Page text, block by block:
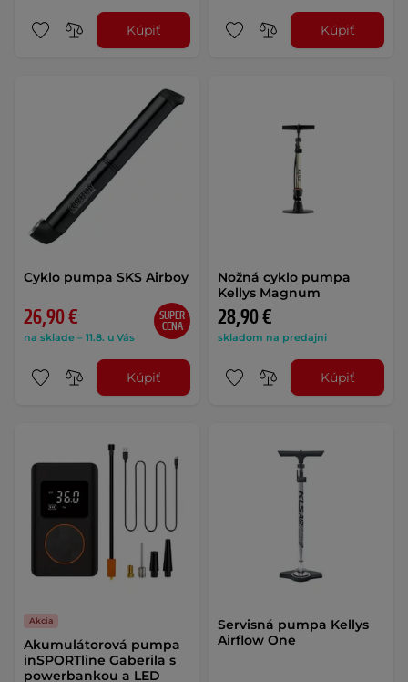
Kúpiť Kúpiť
Cyklo pumpa SKS Airboy
26,90 €
na sklade – 11.8. u Vás
SUPER
CENA
Kúpiť
Nožná cyklo pumpa
Kellys Magnum
28,90 €
skladom na predajni
Kúpiť
Akcia
Akumulátorová pumpa
inSPORTline Gaberila s
powerbankou a LED
Servisná pumpa Kellys
Airflow One